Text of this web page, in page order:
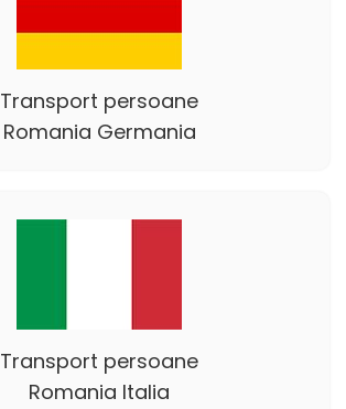
Transport persoane
Romania Germania
Transport persoane
Romania Italia